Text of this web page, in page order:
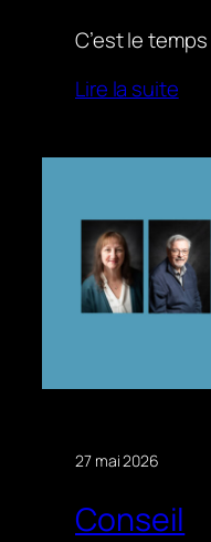
C’est le
Lire la suite
27 mai 2026
Conseil